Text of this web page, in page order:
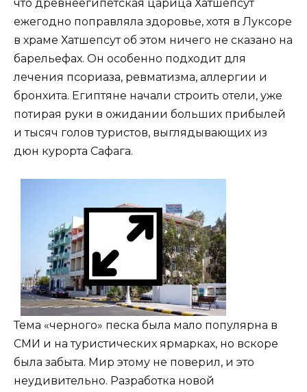
что древнеегипетская царица Хатшепсут
ежегодно поправляла здоровье, хотя в Луксоре
в храме Хатшепсут об этом ничего не сказано на
барельефах. Он особенно подходит для
лечения псориаза, ревматизма, аллергии и
бронхита. Египтяне начали строить отели, уже
потирая руки в ожидании больших прибылей
и тысяч голов туристов, выглядывающих из
дюн курорта Сафага.
Тема «черного» песка была мало популярна в
СМИ и на туристических ярмарках, но вскоре
была забыта. Мир этому не поверил, и это
неудивительно. Разработка новой